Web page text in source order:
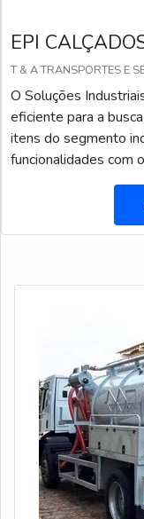
EPI
T & A TRANSPORTES E
O Soluções
eficiente para a
itens do segmento
funcionalidades com
produtos e serviços
empresas com
serviços de forma